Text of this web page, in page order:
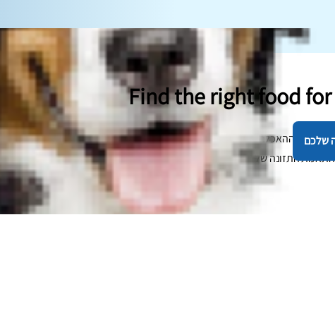
Find the right food
שלכם
את זמן ההאכלה למאתגר עבור שניכם. כמו בני אדם, גם חתולים
והתאמת התזונה של החתול המבוגר שלכם, יעזרו לשמור על המשקל ועל